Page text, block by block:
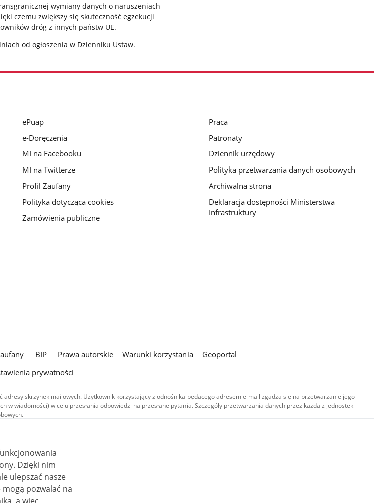
wymiany danych o naruszeniach
czemu zwiększy się skuteczność egzekucji
dróg z innych państw UE.
od ogłoszenia w Dzienniku Ustaw.
ePuap
e-Doręczenia
MI na Facebooku
MI na Twitterze
Profil Zaufany
Polityka dotycząca cookies
Zamówienia publiczne
Praca
Patronaty
Dziennik urzędowy
Polityka przetwarzania danych osobowych
Archiwalna strona
Deklaracja dostępności Ministerstwa
Infrastruktury
BIP Prawa autorskie Warunki korzystania
Geoportal
prywatności
skrzynek mailowych. Użytkownik korzystający z odnośnika będącego adresem e-mail zgadza się na przetwarzanie jego
w wiadomości) w celu przesłania odpowiedzi na przesłane pytania. Szczegóły przetwarzania danych przez każdą z jednostek
treści audiowizualnych), są
uznanie autorstwa - na tych samych
audiowizualne, w tym zdjęcia, materiały audio i wideo,
uznanie autorstwa użycie niekomercyjne -
4.0), o ile nie jest to stwierdzone inaczej.
nim
ulepszać nasze